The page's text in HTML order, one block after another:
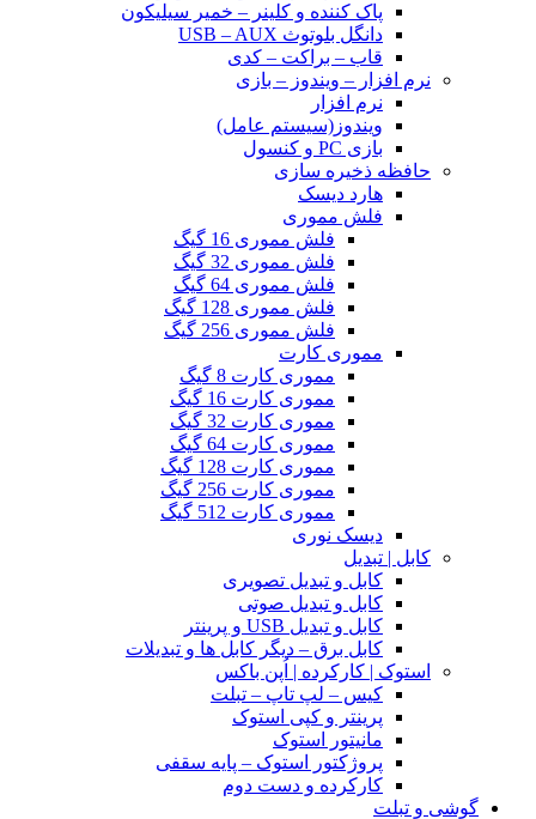
پاک کننده و کلینر – خمیر سیلیکون
دانگل بلوتوث USB – AUX
قاب – براکت – کدی
نرم افزار – ویندوز – بازی
نرم افزار
ویندوز(سیستم عامل)
بازی PC و کنسول
حافظه ذخیره سازی
هارد دیسک
فلش مموری
فلش مموری 16 گیگ
فلش مموری 32 گیگ
فلش مموری 64 گیگ
فلش مموری 128 گیگ
فلش مموری 256 گیگ
مموری کارت
مموری کارت 8 گیگ
مموری کارت 16 گیگ
مموری کارت 32 گیگ
مموری کارت 64 گیگ
مموری کارت 128 گیگ
مموری کارت 256 گیگ
مموری کارت 512 گیگ
دیسک نوری
کابل | تبدیل
کابل و تبدیل تصویری
کابل و تبدیل صوتی
کابل و تبدیل USB و پرینتر
کابل برق – دیگر کابل ها و تبدیلات
استوک | کارکرده | اُپن باکس
کیس – لپ تاپ – تبلت
پرینتر و کپی استوک
مانیتور استوک
پروژکتور استوک – پایه سقفی
کارکرده و دست دوم
گوشی و تبلت